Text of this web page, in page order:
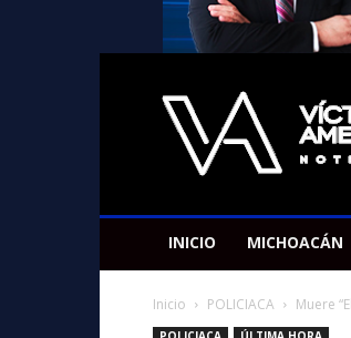
Americano
Victor
INICIO MICHOACÁN
Inicio POLICIACA Muere